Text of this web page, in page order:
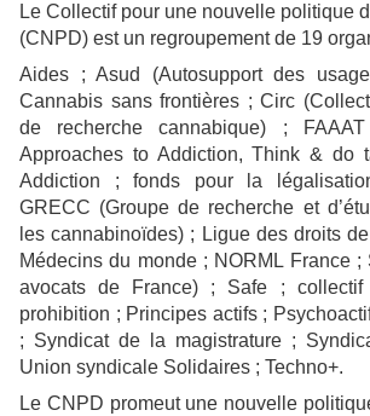
Le Collectif pour une nouvelle politique
(CNPD) est un regroupement de 19
Aides ; Asud (Autosupport des
Cannabis sans frontières ; Circ
de recherche cannabique) ;
Approaches to Addiction, Think & do
Addiction ; fonds pour la
GRECC (Groupe de recherche et
les cannabinoïdes) ; Ligue des droits
Médecins du monde ; NORML France ;
avocats de France) ; Safe ;
prohibition ; Principes actifs ;
; Syndicat de la magistrature ;
Union syndicale Solidaires ; Techno+.
Le CNPD promeut une nouvelle